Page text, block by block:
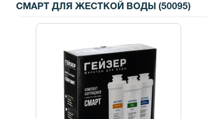
СМАРТ ДЛЯ ЖЕСТКОЙ ВОДЫ (50095)